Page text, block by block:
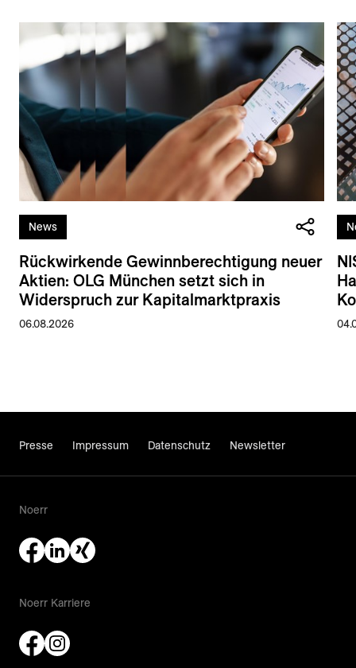
News
Rückwirkende Gewinnberechtigung neuer
Aktien: OLG München setzt sich in
Widerspruch zur Kapitalmarktpraxis
06.08.2026
Presse Impressum Datenschutz Newsletter
Noerr
Noerr Karriere